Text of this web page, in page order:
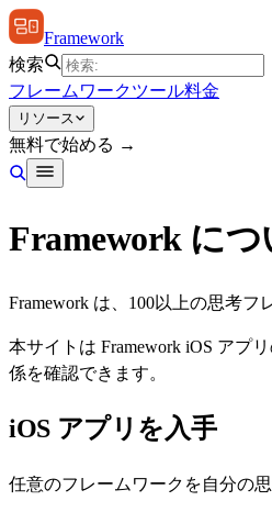
Framework
検索
フレームワークツール料金
リソース
無料で始める →
Framework につ
Framework は、100以上の思考
本サイトは Framework iOS アプ
係を確認できます。
iOS アプリを入手
任意のフレームワークを自分の